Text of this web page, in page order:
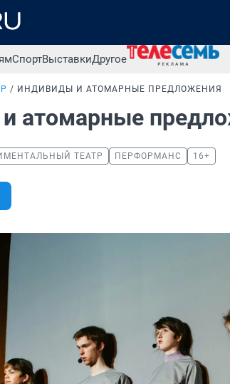
СпортВыставкиДругое
ИНДИВИДЫ И АТОМАРНЫЕ ПРЕДЛОЖЕНИЯ
атомарные
ТЕАТР ПЕРФОРМАНС 16+